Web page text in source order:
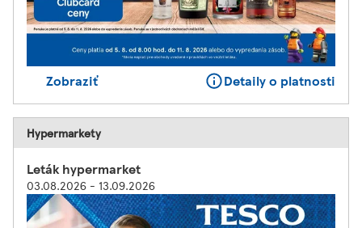
Zobraziť Detaily o platnosti
Hypermarkety
Leták hypermarket
03.08.2026 - 13.09.2026